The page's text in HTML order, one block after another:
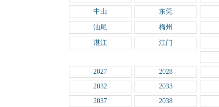
中山 东莞
汕尾 梅州
湛江 江门
2027
2028
2032
2033
2037
2038